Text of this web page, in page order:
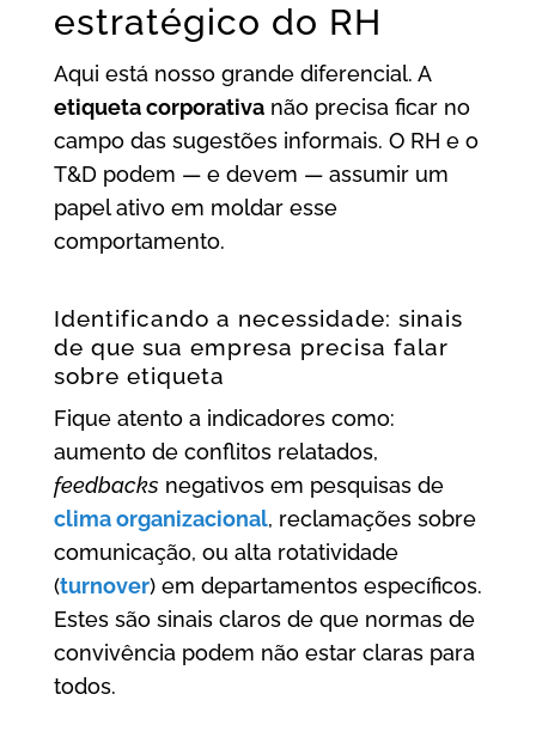
estratégico do RH
Aqui está nosso grande diferencial. A
etiqueta corporativanão precisa ficar no
campo das sugestões informais. O RH e o
T&D podem — e devem — assumir um
papel ativo em moldar esse
comportamento.
Identificando a necessidade: sinais
de que sua empresa precisa falar
sobre etiqueta
Fique atento a indicadores como:
aumento de conflitos relatados,
feedbacks negativos em pesquisas de
clima organizacional, reclamações sobre
comunicação, ou alta rotatividade
(turnover) em departamentos específicos.
Estes são sinais claros de que normas de
convivência podem não estar claras para
todos.